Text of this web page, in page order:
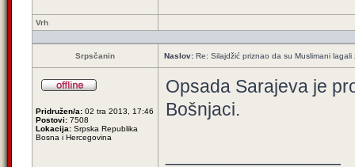
Vrh
Srpsčanin Naslov: Re: Silajdžić priznao da su Muslimani lagali
Pridružen/a: 02 tra 2013, 17:46
Postovi: 7508
Lokacija: Srpska Republika
Bosna i Hercegovina
Opsada Sarajeva je
Bošnjaci.